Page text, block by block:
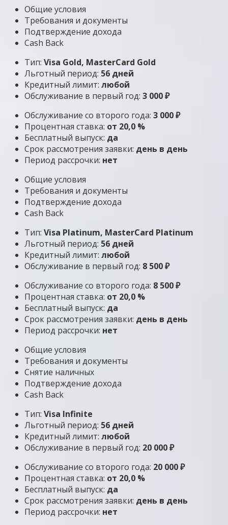
Общие условия
Требования и документы
Подтверждение дохода
Cash Back
Тип: Visa Gold, MasterСard Gold
Льготный период: 56 дней
Кредитный лимит: любой
Обслуживание в первый год: 3 000 ₽
Обслуживание со второго года: 3 000 ₽
Процентная ставка: от 20,0 %
Бесплатный выпуск: да
Срок рассмотрения заявки: день в день
Период рассрочки: нет
Общие условия
Требования и документы
Подтверждение дохода
Cash Back
Тип: Visa Platinum, MasterСard Platinum
Льготный период: 56 дней
Кредитный лимит: любой
Обслуживание в первый год: 8 500 ₽
Обслуживание со второго года: 8 500 ₽
Процентная ставка: от 20,0 %
Бесплатный выпуск: да
Срок рассмотрения заявки: день в день
Период рассрочки: нет
Общие условия
Требования и документы
Снятие наличных
Подтверждение дохода
Cash Back
Тип: Visa Infinite
Льготный период: 56 дней
Кредитный лимит: любой
Обслуживание в первый год: 20 000 ₽
Обслуживание со второго года: 20 000 ₽
Процентная ставка: от 20,0 %
Бесплатный выпуск: да
Срок рассмотрения заявки: день в день
Период рассрочки: нет